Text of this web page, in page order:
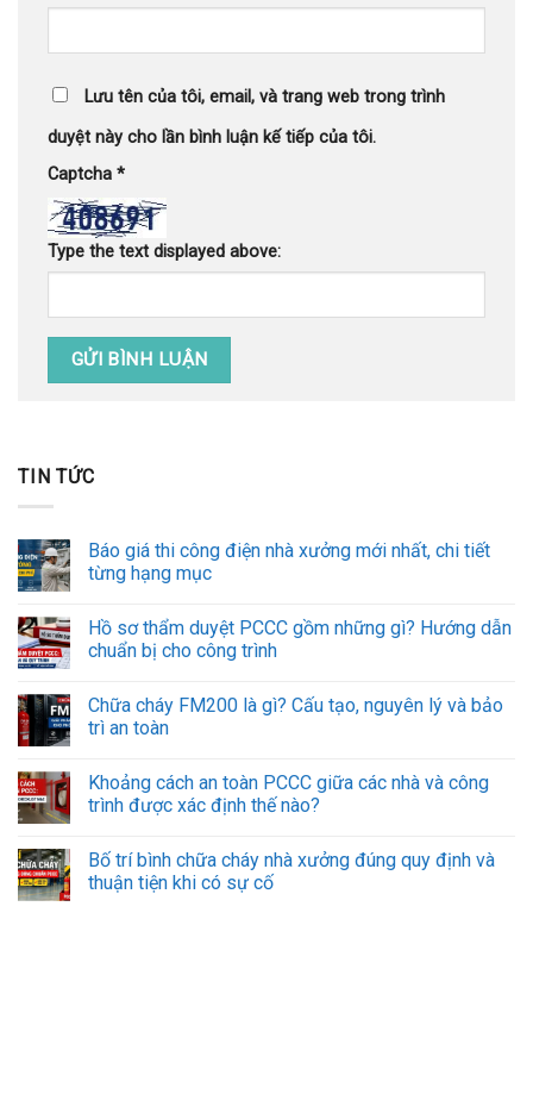
Lưu tên của tôi, email, và trang web trong trình
duyệt này cho lần bình luận kế tiếp của tôi.
Captcha *
Type the text displayed above:
TIN TỨC
Báo giá thi công điện nhà xưởng mới nhất, chi tiết
từng hạng mục
Hồ sơ thẩm duyệt PCCC gồm những gì? Hướng dẫn
chuẩn bị cho công trình
Chữa cháy FM200 là gì? Cấu tạo, nguyên lý và bảo
trì an toàn
Khoảng cách an toàn PCCC giữa các nhà và công
trình được xác định thế nào?
Bố trí bình chữa cháy nhà xưởng đúng quy định và
thuận tiện khi có sự cố